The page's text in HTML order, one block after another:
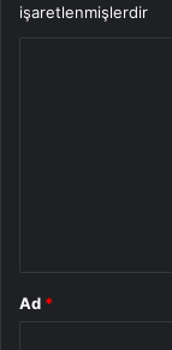
işaretlenmişlerdir
Ad *